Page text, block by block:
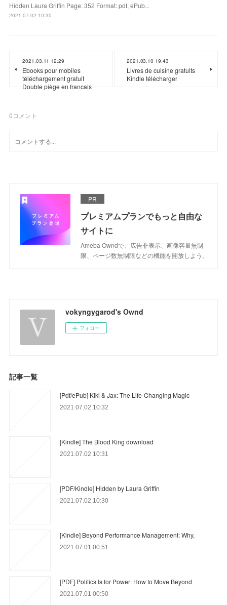
Hidden Laura Griffin Page: 352 Format: pdf, ePub...
2021.07.02 10:30
2021.03.11 12:29
Ebooks pour mobiles
téléchargement gratuit
Double piège en francais
2021.03.10 19:43
Livres de cuisine gratuits
Kindle télécharger
0コメント
PR
プレミアムプランでもっと自由な
サイトに
Ameba Owndで、広告非表示、画像容量無制
限、ページ数無制限などの機能を開放しよう。
vokyngygarod's Ownd
フォロー
記事一覧
[Pdf/ePub] Kiki & Jax: The Life-Changing Magic
2021.07.02 10:32
[Kindle] The Blood King download
2021.07.02 10:31
[PDF/Kindle] Hidden by Laura Griffin
2021.07.02 10:30
[Kindle] Beyond Performance Management: Why,
2021.07.01 00:51
[PDF] Politics Is for Power: How to Move Beyond
2021.07.01 00:50